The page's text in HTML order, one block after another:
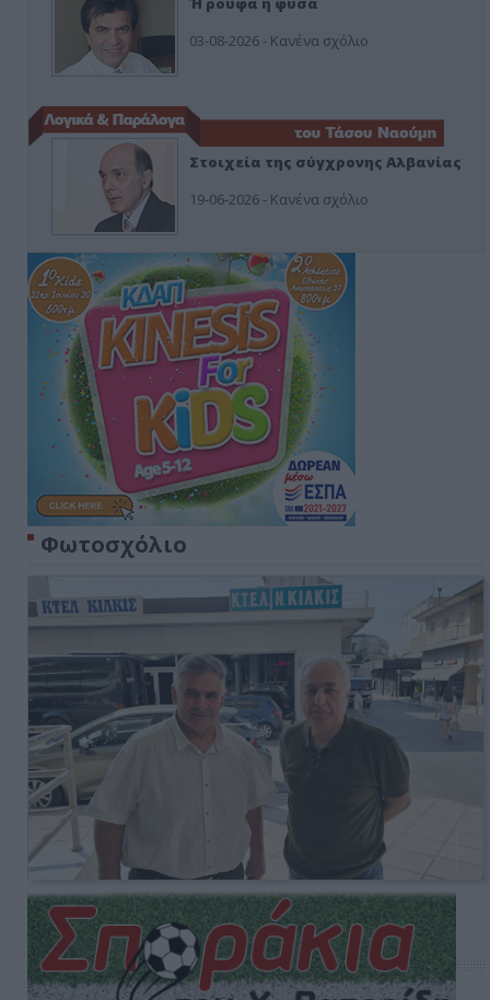
03-08-2026 - Κανένα σχόλιο
Στοιχεία της σύγχρονης Αλβανίας
19-06-2026 - Κανένα σχόλιο
Φωτοσχόλιο